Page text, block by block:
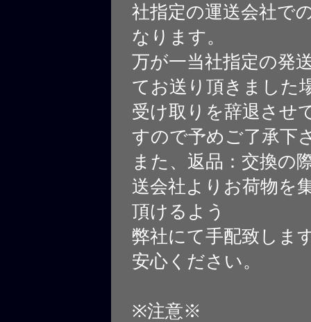
社指定の運送会社で
なります。
万が一当社指定の発
てお送り頂きました
受け取りを辞退させ
すので予めご了承下
また、返品：交換の
送会社よりお荷物を
頂けるよう
弊社にて手配致しま
安心ください。
※注意※